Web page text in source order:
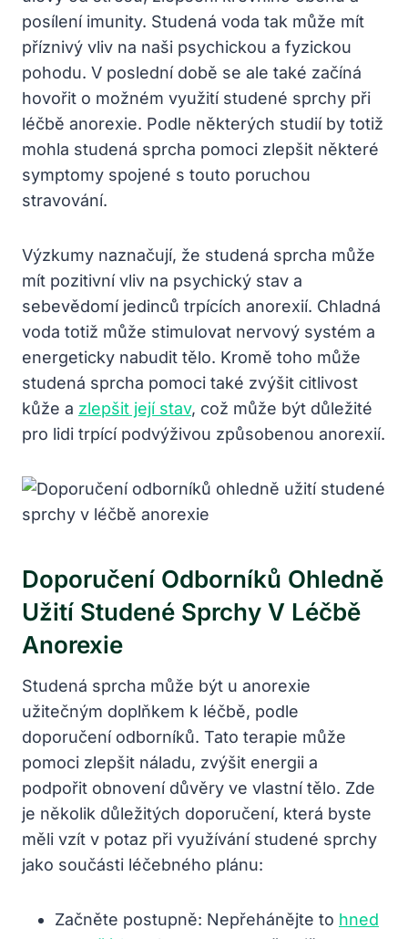
posílení imunity. Studená voda tak může mít
příznivý vliv na naši psychickou a fyzickou
pohodu. V poslední době se ale také začíná
hovořit o možném využití studené sprchy při
léčbě anorexie. Podle některých studií by totiž
mohla studená sprcha pomoci zlepšit některé
symptomy spojené s touto poruchou
stravování.
Výzkumy naznačují, že studená sprcha může
mít pozitivní vliv na psychický stav a
sebevědomí jedinců trpících anorexií. Chladná
voda totiž může stimulovat nervový systém a
energeticky nabudit tělo. Kromě toho může
studená sprcha pomoci také zvýšit citlivost
kůže a zlepšit její stav, což může být důležité
pro lidi trpící podvýživou způsobenou anorexií.
Doporučení Odborníků Ohledně
Užití Studené Sprchy V Léčbě
Anorexie
Studená sprcha může být u anorexie
užitečným doplňkem k léčbě, podle
doporučení odborníků. Tato terapie může
pomoci zlepšit náladu, zvýšit energii a
podpořit obnovení důvěry ve vlastní tělo. Zde
je několik důležitých doporučení, která byste
měli vzít v potaz při využívání studené sprchy
jako součásti léčebného plánu:
Začněte postupně: Nepřehánějte to hned